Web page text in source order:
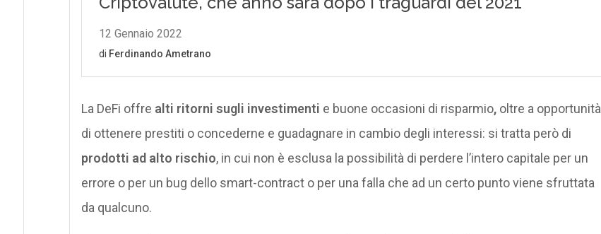
La DeFi offre alti ritorni sugli investimenti e buone occasioni di risparmio,oltre a opportunità
di ottenere prestiti o concederne e guadagnare in cambio degli interessi: si tratta però di
prodotti ad alto rischio, in cui non è esclusa la possibilità di perdere l’intero capitale per un
errore o per un bug dello smart-contract o per una falla che ad un certo punto viene sfruttata
da qualcuno.